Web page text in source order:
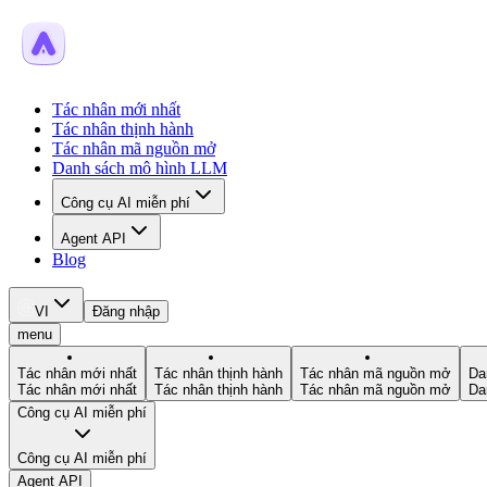
Tác nhân mới nhất
Tác nhân thịnh hành
Tác nhân mã nguồn mở
Danh sách mô hình LLM
Công cụ AI miễn phí
Agent API
Blog
VI
Đăng nhập
menu
Tác nhân mới nhất
Tác nhân mới nhất
Tác nhân thịnh hành
Tác nhân thịnh hành
Tác nhân mã nguồn mở
Tác nhân mã nguồn mở
Công cụ AI miễn phí
Công cụ AI miễn phí
Agent API